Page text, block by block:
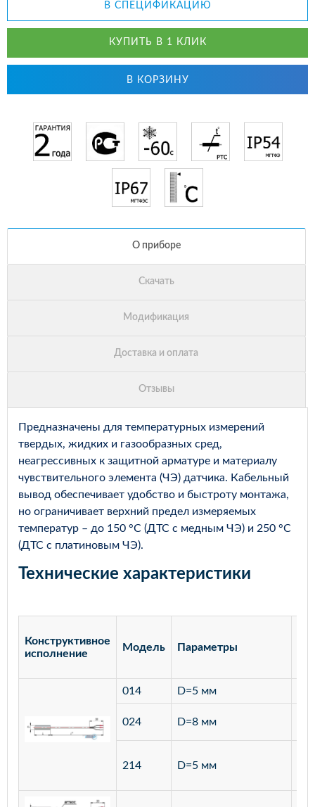
В СПЕЦИФИКАЦИЮ
КУПИТЬ В 1 КЛИК
В КОРЗИНУ
Предназначены для температурных измерений
твердых, жидких и газообразных сред,
неагрессивных к защитной арматуре и материалу
чувствительного элемента (ЧЭ) датчика. Кабельный
вывод обеспечивает удобство и быстроту монтажа,
но ограничивает верхний предел измеряемых
температур – до 150 °С (ДТС с медным ЧЭ) и 250 °С
(ДТС с платиновым ЧЭ).
Технические характеристики
Конструктивное
исполнение
Модель Параметры
014 D=5 мм
024 D=8 мм
214 D=5 мм